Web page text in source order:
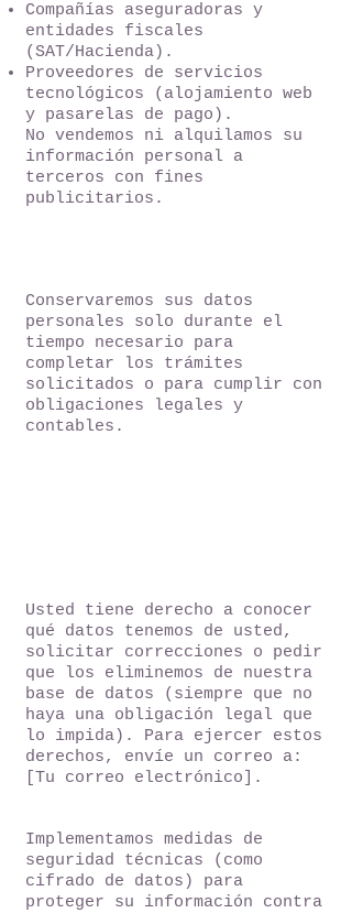
Compañías aseguradoras y
entidades fiscales
(SAT/Hacienda).
Proveedores de servicios
tecnológicos (alojamiento web
y pasarelas de pago).
No vendemos ni alquilamos su
información personal a
terceros con fines
publicitarios.
Conservaremos sus datos
personales solo durante el
tiempo necesario para
completar los trámites
solicitados o para cumplir con
obligaciones legales y
contables.
Usted tiene derecho a conocer
qué datos tenemos de usted,
solicitar correcciones o pedir
que los eliminemos de nuestra
base de datos (siempre que no
haya una obligación legal que
lo impida). Para ejercer estos
derechos, envíe un correo a:
[Tu correo electrónico].
Implementamos medidas de
seguridad técnicas (como
cifrado de datos) para
proteger su información contra